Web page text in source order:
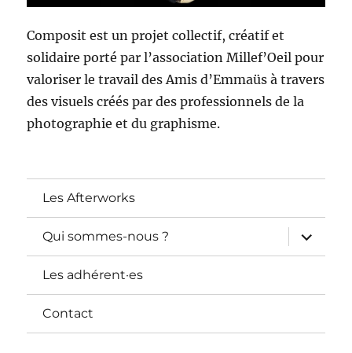
Composit est un projet collectif, créatif et
solidaire porté par l’association Millef’Oeil pour
valoriser le travail des Amis d’Emmaüs à travers
des visuels créés par des professionnels de la
photographie et du graphisme.
Les Afterworks
Qui sommes-nous ?
ouvrir
le
sous-
Les adhérent·es
Contact